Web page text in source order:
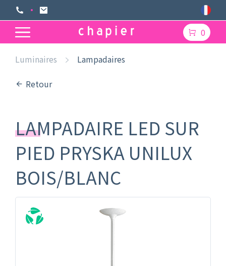
0
Luminaires Lampadaires
Retour
LAMPADAIRE LED SUR
PIED PRYSKA UNILUX
BOIS/BLANC